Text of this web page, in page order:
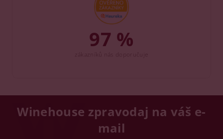
97 %
Winehouse zpravodaj na váš e-
mail